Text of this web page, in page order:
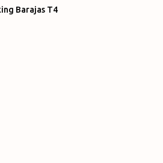
Barajas T4